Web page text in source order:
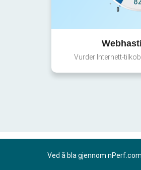
Vurder Internett-
Ved å bla gjennom